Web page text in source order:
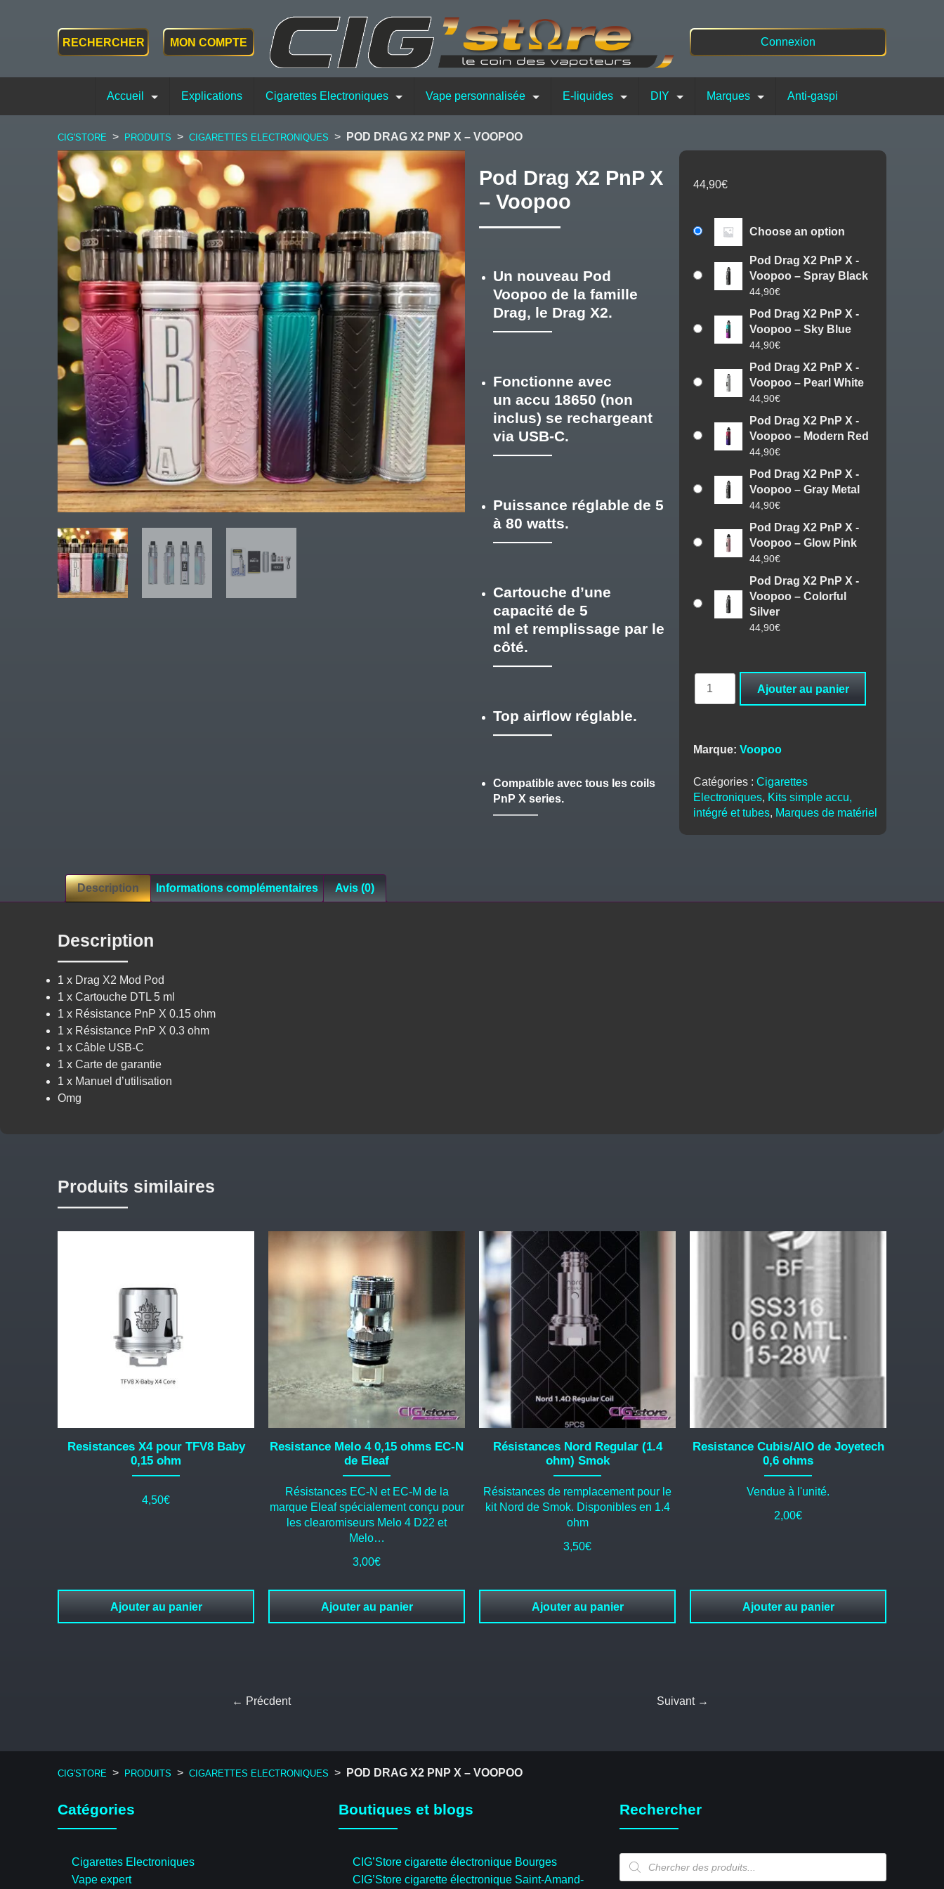
RECHERCHER MON COMPTE Connexion
Accueil Explications Cigarettes Electroniques Vape personnalisée E-liquides DIY Marques Anti-gaspi
CIG'STORE > PRODUITS > CIGARETTES ELECTRONIQUES > POD DRAG X2 PNP X – VOOPOO
Pod Drag X2 PnP X
– Voopoo
Un nouveau Pod
Voopoo de la famille
Drag, le Drag X2.
Fonctionne avec
un accu 18650 (non
inclus) se rechargeant
via USB-C.
Puissance réglable de 5
à 80 watts.
Cartouche d’une
capacité de 5
ml et remplissage par le
côté.
Top airflowréglable.
Compatible avec tous les coils
PnP X series.
44,90€
Choose an option
Pod Drag X2 PnP X -
Voopoo – Spray Black
44,90€
Pod Drag X2 PnP X -
Voopoo – Sky Blue
44,90€
Pod Drag X2 PnP X -
Voopoo – Pearl White
44,90€
Pod Drag X2 PnP X -
Voopoo – Modern Red
44,90€
Pod Drag X2 PnP X -
Voopoo – Gray Metal
44,90€
Pod Drag X2 PnP X -
Voopoo – Glow Pink
44,90€
Pod Drag X2 PnP X -
Voopoo – Colorful
Silver
44,90€
PnP
-
Voopoo
Ajouter au panier
Marque: Voopoo
Catégories : Cigarettes
Electroniques, Kits simple accu,
intégré et tubes, Marques de matériel
Description Informations complémentaires Avis (0)
Description
1 x Drag X2 Mod Pod
1 x Cartouche DTL 5 ml
1 x Résistance PnP X 0.15 ohm
1 x Résistance PnP X 0.3 ohm
1 x Câble USB-C
1 x Carte de garantie
1 x Manuel d’utilisation
Omg
Produits similaires
Resistances X4 pour TFV8 Baby
0,15 ohm
4,50€
Ajouter au panier
Resistance Melo 4 0,15 ohms EC-N
de Eleaf
Résistances EC-N et EC-M de la
marque Eleaf spécialement conçu pour
les clearomiseurs Melo 4 D22 et
Melo…
3,00€
Ajouter au panier
Résistances Nord Regular (1.4
ohm) Smok
Résistances de remplacement pour le
kit Nord de Smok. Disponibles en 1.4
ohm
3,50€
Ajouter au panier
Resistance Cubis/AIO de Joyetech
0,6 ohms
Vendue à l'unité.
2,00€
Ajouter au panier
← Précdent Suivant →
CIG'STORE > PRODUITS > CIGARETTES ELECTRONIQUES > POD DRAG X2 PNP X – VOOPOO
Catégories
Cigarettes Electroniques
Vape expert
Boutiques et blogs
CIG’Store cigarette électronique Bourges
CIG’Store cigarette électronique Saint-Amand-
Rechercher
Recherche